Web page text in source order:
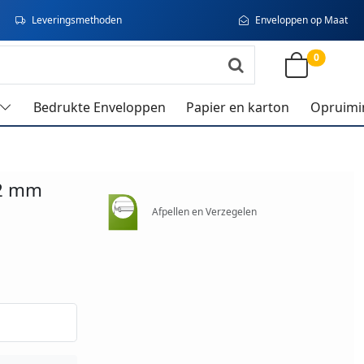
Leveringsmethoden Enveloppen op Maat
0
Bedrukte Enveloppen Papier en karton
mm
Afpellen en Verzegelen